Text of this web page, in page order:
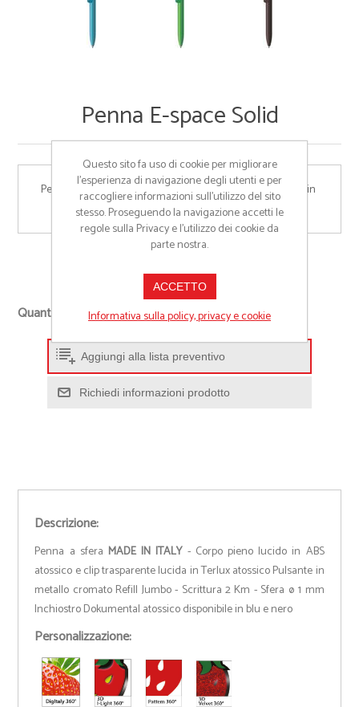
Penna E-space Solid
Penna a sfera a scatto MADE IN ITALY, Corpo pieno lucido in
ABS atossico e clip trasparente lucida
Quantità richiesta
+
-
Aggiungi alla lista preventivo
Richiedi informazioni prodotto
Descrizione:
Penna a sfera MADE IN ITALY- Corpo pieno lucido in ABS
atossico e clip trasparente lucida in Terlux atossico Pulsante in
metallo cromato Refill Jumbo - Scrittura 2 Km - Sfera ø 1 mm
Inchiostro Dokumental atossico disponibile in blu e nero
Personalizzazione:
Questo sito fa uso di cookie per migliorare
l’esperienza di navigazione degli utenti e per
raccogliere informazioni sull’utilizzo del sito
stesso. Proseguendo la navigazione accetti le
regole sulla Privacy e l'utilizzo dei cookie da
parte nostra.
ACCETTO
Informativa sulla policy, privacy e cookie